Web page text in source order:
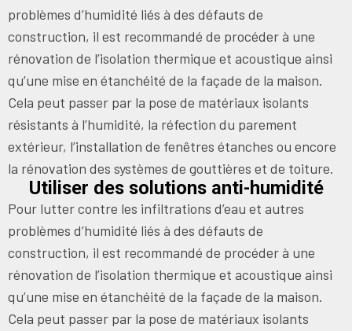
problèmes d’humidité liés à des défauts de
construction, il est recommandé de procéder à une
rénovation de l’isolation thermique et acoustique ainsi
qu’une mise en étanchéité de la façade de la maison.
Cela peut passer par la pose de matériaux isolants
résistants à l’humidité, la réfection du parement
extérieur, l’installation de fenêtres étanches ou encore
la rénovation des systèmes de gouttières et de toiture.
Utiliser des solutions anti-humidité
Pour lutter contre les infiltrations d’eau et autres
problèmes d’humidité liés à des défauts de
construction, il est recommandé de procéder à une
rénovation de l’isolation thermique et acoustique ainsi
qu’une mise en étanchéité de la façade de la maison.
Cela peut passer par la pose de matériaux isolants